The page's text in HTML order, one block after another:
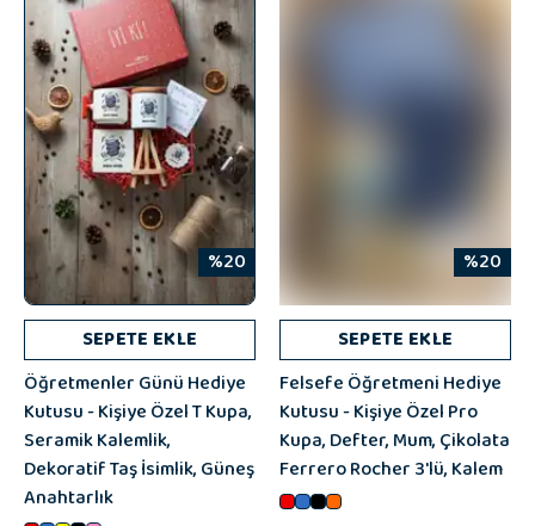
%20
SEPETE EKLE
Öğretmenler Günü Hediye
Kutusu - Kişiye Özel T Kupa,
Seramik Kalemlik,
Dekoratif Taş İsimlik, Güneş
Anahtarlık
%20
SEPETE EKLE
Felsefe Öğretmeni Hediye
Kutusu - Kişiye Özel Pro
Kupa, Defter, Mum, Çikolata
Ferrero Rocher 3'lü, Kalem